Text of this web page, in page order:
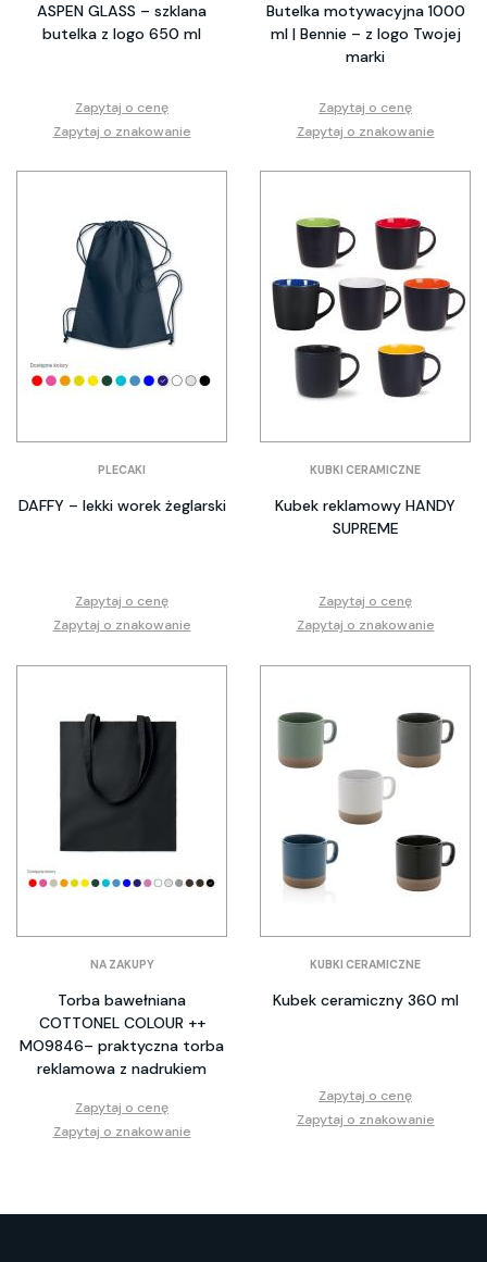
ASPEN GLASS – szklana
butelka z logo 650 ml
Zapytaj o cenę
Zapytaj o znakowanie
Butelka motywacyjna 1000
ml | Bennie – z logo Twojej
marki
Zapytaj o cenę
Zapytaj o znakowanie
PLECAKI
DAFFY – lekki worek żeglarski
Zapytaj o cenę
Zapytaj o znakowanie
KUBKI CERAMICZNE
Kubek reklamowy HANDY
SUPREME
Zapytaj o cenę
Zapytaj o znakowanie
NA ZAKUPY
Torba bawełniana
COTTONEL COLOUR ++
MO9846– praktyczna torba
reklamowa z nadrukiem
Zapytaj o cenę
Zapytaj o znakowanie
KUBKI CERAMICZNE
Kubek ceramiczny 360 ml
Zapytaj o cenę
Zapytaj o znakowanie